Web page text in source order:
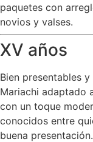
paquetes con
novios y valses.
XV años
Bien presentables
Mariachi adaptado
con un toque
conocidos entre
buena presentación.